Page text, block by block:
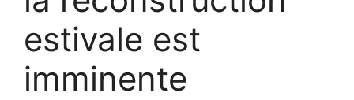
estivale est
imminente